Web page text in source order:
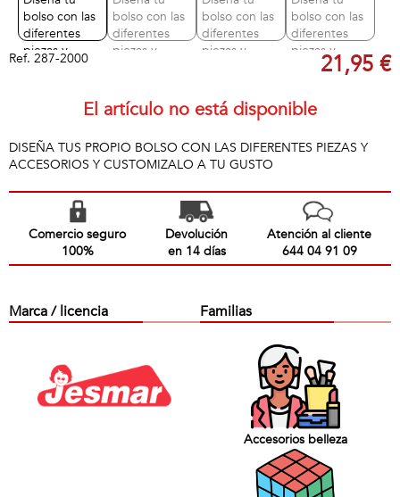
Ref. 287-2000 21,95 €
El artículo no está disponible
DISEÑA TUS PROPIO BOLSO CON LAS DIFERENTES PIEZAS Y
ACCESORIOS Y CUSTOMIZALO A TU GUSTO
Comercio seguro
100%
Devolución
en 14 días
Atención al cliente
644 04 91 09
Marca / licencia Familias
Accesorios belleza